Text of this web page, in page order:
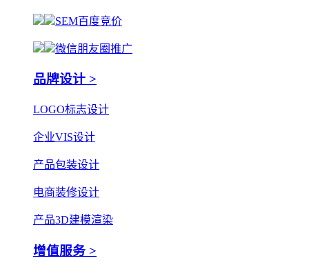
SEM百度竞价
微信朋友圈推广
品牌设计 >
LOGO标志设计
企业VIS设计
产品包装设计
电商装修设计
产品3D建模渲染
增值服务 >